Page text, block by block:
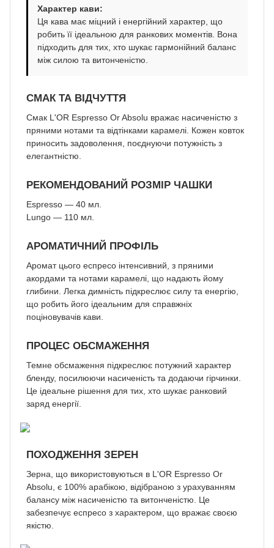
Характер кави:
Ця кава має міцний і енергійний характер, що
робить її ідеальною для ранкових моментів. Вона
підходить для тих, хто шукає гармонійний баланс
між силою та витонченістю.
СМАК ТА ВІДЧУТТЯ
Смак L'OR Espresso Or Absolu вражає насиченістю з
пряними нотами та відтінками карамелі. Кожен ковток
приносить задоволення, поєднуючи потужність з
елегантністю.
РЕКОМЕНДОВАНИЙ РОЗМІР ЧАШКИ
Espresso — 40 мл.
Lungo — 110 мл.
АРОМАТИЧНИЙ ПРОФІЛЬ
Аромат цього еспресо інтенсивний, з пряними
акордами та нотами карамелі, що надають йому
глибини. Легка димність підкреслює силу та енергію,
що робить його ідеальним для справжніх
поціновувачів кави.
ПРОЦЕС ОБСМАЖЕННЯ
Темне обсмаження підкреслює потужний характер
бленду, посилюючи насиченість та додаючи гірчинки.
Це ідеальне рішення для тих, хто шукає ранковий
заряд енергії.
ПОХОДЖЕННЯ ЗЕРЕН
Зерна, що використовуються в L'OR Espresso Or
Absolu, є 100% арабікою, відібраною з урахуванням
балансу між насиченістю та витонченістю. Це
забезпечує еспресо з характером, що вражає своєю
якістю.